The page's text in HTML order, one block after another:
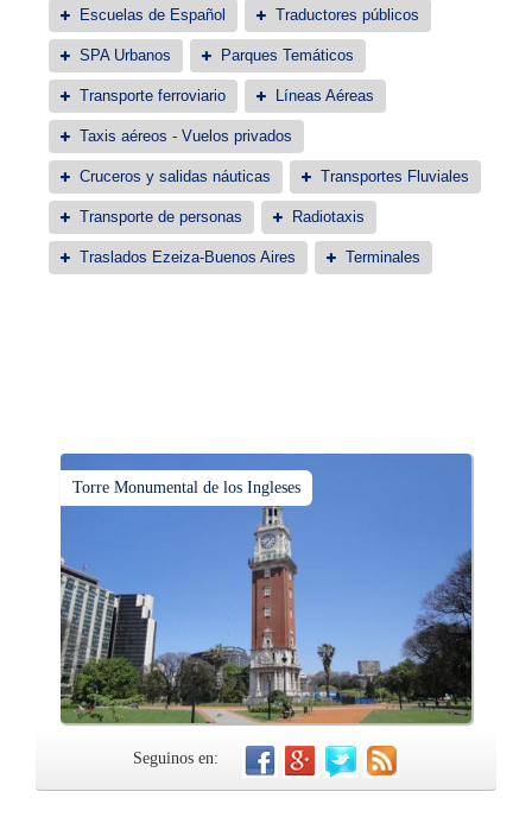
Escuelas de Español Traductores públicos
SPA Urbanos Parques Temáticos
Transporte ferroviario Líneas Aéreas
Taxis aéreos - Vuelos privados
Cruceros y salidas náuticas Transportes Fluviales
Transporte de personas Radiotaxis
Traslados Ezeiza-Buenos Aires Terminales
Torre Monumental de los Ingleses
Seguinos en: